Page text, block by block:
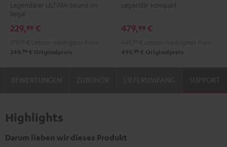
Legendärer ULTIMA-Sound im
Regal
229,99 €
249, 99 € Originalpreis
2
2
Legendär kompakt
479,99 €
499, 99 € Originalpreis
SUPPORT
Highlights
Darum lieben wir dieses Produkt